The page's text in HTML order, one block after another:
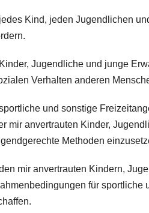
Kind, jeden Jugendlichen
Jugendliche und junge
Verhalten anderen
und sonstige
mir anvertrauten Kinder,
Methoden
mir anvertrauten Kindern,
für sportliche